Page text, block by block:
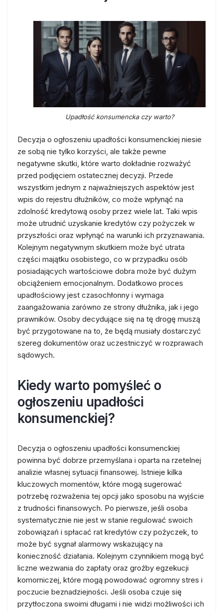
Upadłość konsumencka czy warto?
Decyzja o ogłoszeniu upadłości konsumenckiej niesie
ze sobą nie tylko korzyści, ale także pewne
negatywne skutki, które warto dokładnie rozważyć
przed podjęciem ostatecznej decyzji. Przede
wszystkim jednym z najważniejszych aspektów jest
wpis do rejestru dłużników, co może wpłynąć na
zdolność kredytową osoby przez wiele lat. Taki wpis
może utrudnić uzyskanie kredytów czy pożyczek w
przyszłości oraz wpłynąć na warunki ich przyznawania.
Kolejnym negatywnym skutkiem może być utrata
części majątku osobistego, co w przypadku osób
posiadających wartościowe dobra może być dużym
obciążeniem emocjonalnym. Dodatkowo proces
upadłościowy jest czasochłonny i wymaga
zaangażowania zarówno ze strony dłużnika, jak i jego
prawników. Osoby decydujące się na tę drogę muszą
być przygotowane na to, że będą musiały dostarczyć
szereg dokumentów oraz uczestniczyć w rozprawach
sądowych.
Kiedy warto pomyśleć o
ogłoszeniu upadłości
konsumenckiej?
Decyzja o ogłoszeniu upadłości konsumenckiej
powinna być dobrze przemyślana i oparta na rzetelnej
analizie własnej sytuacji finansowej. Istnieje kilka
kluczowych momentów, które mogą sugerować
potrzebę rozważenia tej opcji jako sposobu na wyjście
z trudności finansowych. Po pierwsze, jeśli osoba
systematycznie nie jest w stanie regulować swoich
zobowiązań i spłacać rat kredytów czy pożyczek, to
może być sygnał alarmowy wskazujący na
konieczność działania. Kolejnym czynnikiem mogą być
liczne wezwania do zapłaty oraz groźby egzekucji
komorniczej, które mogą powodować ogromny stres i
poczucie beznadziejności. Jeśli osoba czuje się
przytłoczona swoimi długami i nie widzi możliwości ich